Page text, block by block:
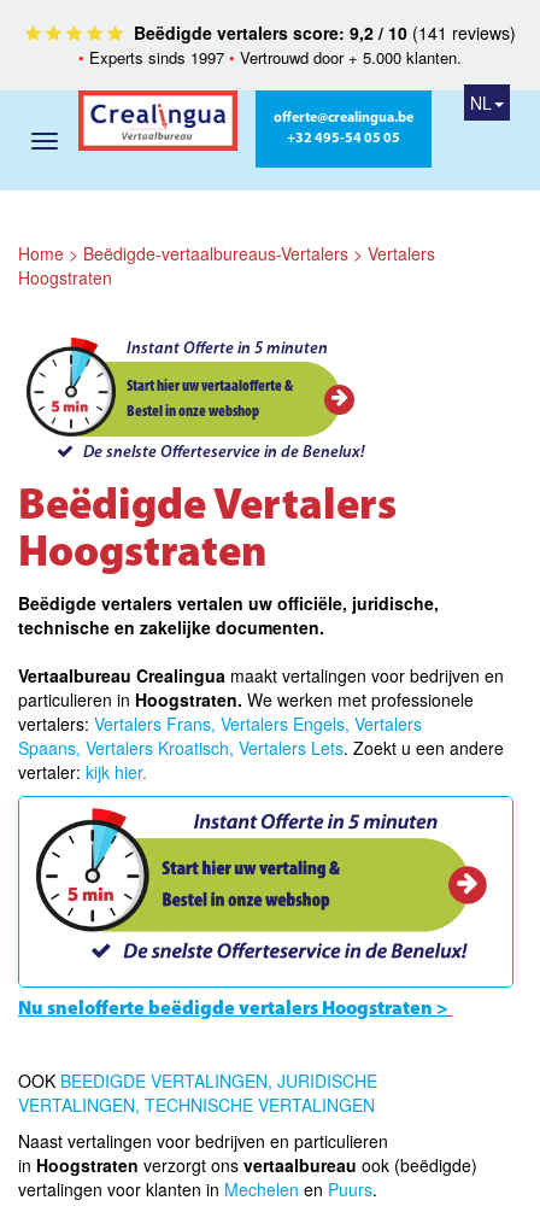
Beëdigde vertalers score: 9,2 / 10(141 reviews)
• Experts sinds 1997 • Vertrouwd door + 5.000 klanten.
offerte@crealingua.be
+32 495-54 05 05
NL
Home > Beëdigde-vertaalbureaus-Vertalers > Vertalers
Hoogstraten
Instant Offerte in 5 minuten
Start hier uw vertaalofferte &
Bestel in onze webshop
De snelste Offerteservice in de Benelux!
Beëdigde Vertalers
Hoogstraten
Beëdigde vertalers vertalen uw officiële, juridische,
technische en zakelijke documenten.
Vertaalbureau Crealingua maakt vertalingen voor bedrijven en
particulieren in Hoogstraten. We werken met professionele
vertalers: Vertalers Frans, Vertalers Engels, Vertalers
Spaans, Vertalers Kroatisch, Vertalers Lets. Zoekt u een andere
vertaler: kijk hier.
Nu snelofferte beëdigde vertalers Hoogstraten >
OOK BEEDIGDE VERTALINGEN, JURIDISCHE
VERTALINGEN, TECHNISCHE VERTALINGEN
Naast vertalingen voor bedrijven en particulieren
in Hoogstraten verzorgt ons vertaalbureau ook (beëdigde)
vertalingen voor klanten in Mechelen en Puurs.